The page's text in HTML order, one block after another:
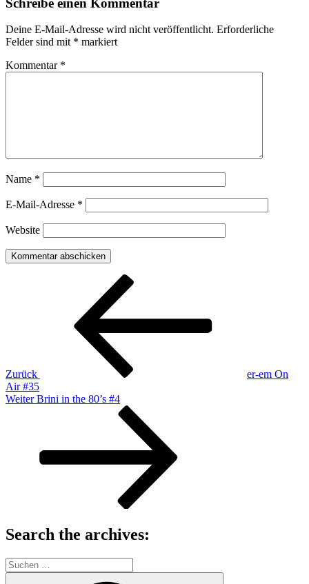
Deine E-Mail-Adresse wird nicht veröffentlicht. Erforderliche
Felder sind mit * markiert
Kommentar *
Name *
E-Mail-Adresse *
Website
Beitragsnavigation
Zurück
er-em On
Air #35
Nächster
Weiter Brini in the 80’s #4
Search the archives:
Suche
nach: